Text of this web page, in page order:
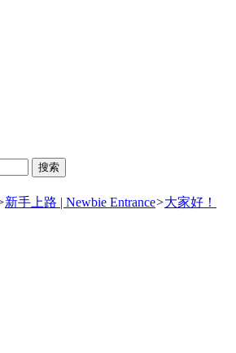
搜索
新手上路 | Newbie Entrance>大家好！